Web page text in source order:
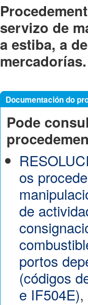
servizo de
a estiba, a
mercadorías.
Documentación do
Pode
os
de
portos
(códigos
e IF504E)